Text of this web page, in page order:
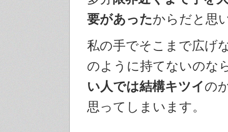
要があったからだと思
私の手でそこまで広げ
のように持てないのな
い人では結構キツイの
思ってしまいます。